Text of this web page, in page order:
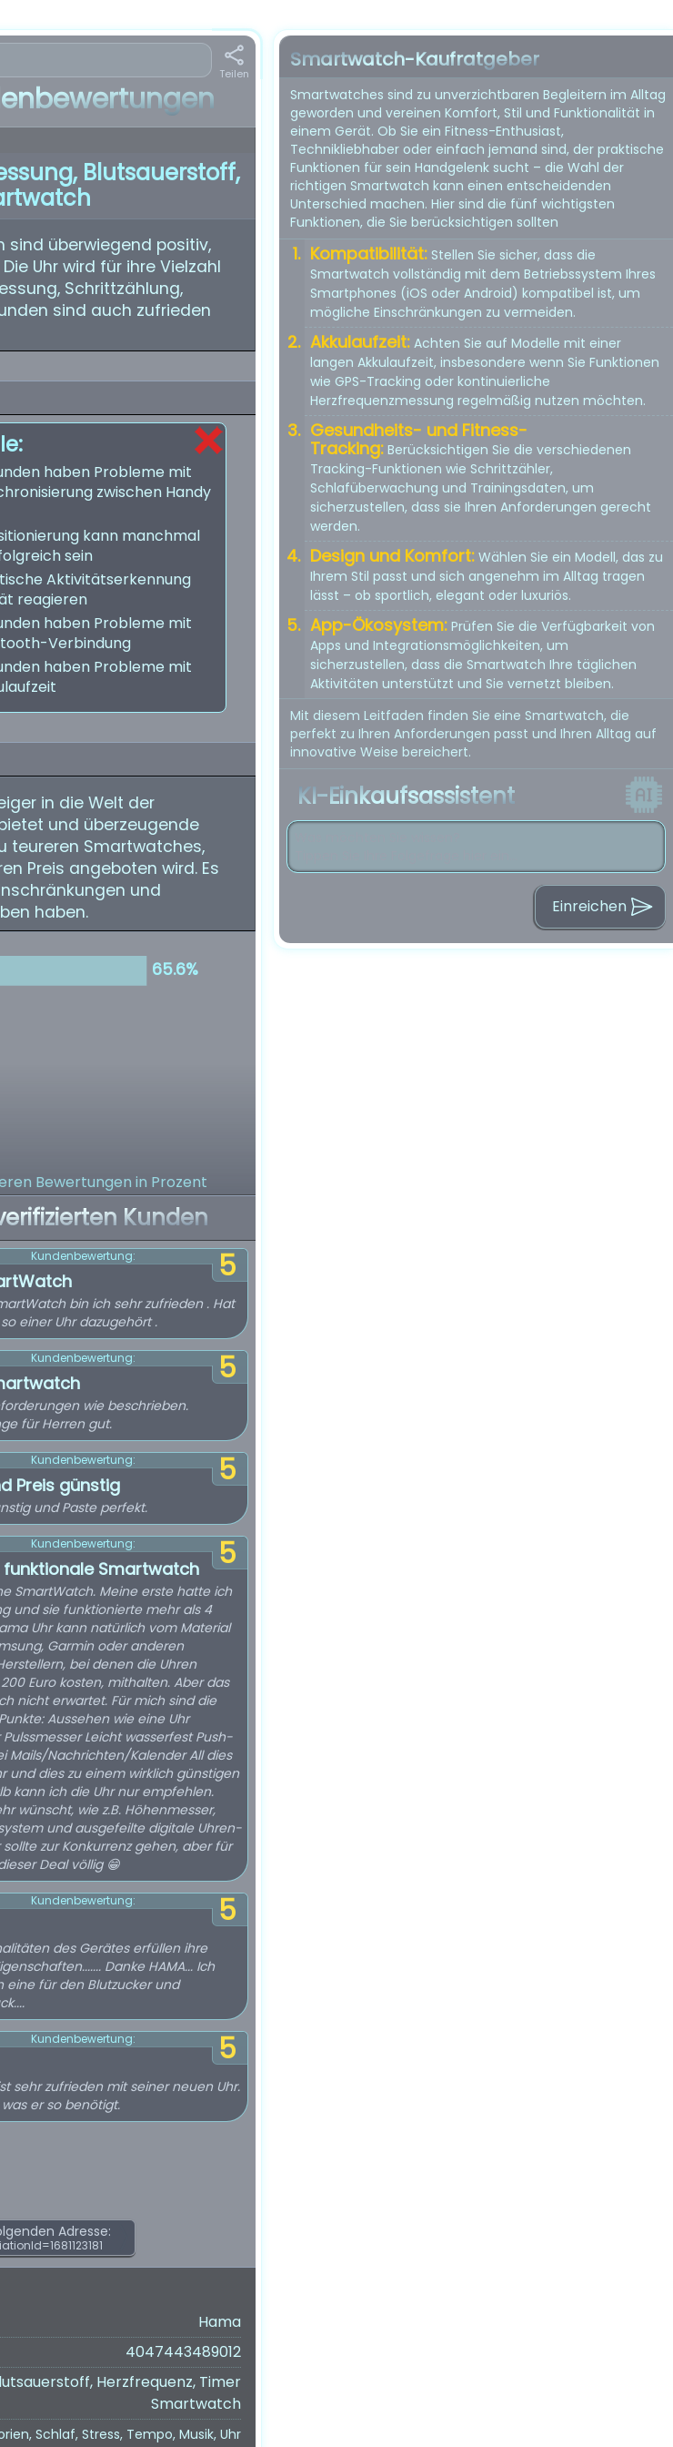
Teilen
Blutsauerstoff,
sind überwiegend positiv,
Uhr wird für ihre Vielzahl
Schrittzählung,
sind auch zufrieden
haben Probleme mit
zwischen Handy
kann manchmal
sein
Aktivitätserkennung
reagieren
haben Probleme mit
Verbindung
haben Probleme mit
in die Welt der
und überzeugende
teureren Smartwatches,
Preis angeboten wird. Es
und
haben.
Bewertungen in Prozent
Kunden
5
Kundenbewertung:
bin ich sehr zufrieden . Hat
einer Uhr dazugehört .
5
Kundenbewertung:
wie beschrieben.
für Herren gut.
5
Kundenbewertung:
Preis günstig
und Paste perfekt.
5
Kundenbewertung:
funktionale Smartwatch
SmartWatch. Meine erste hatte ich
und sie funktionierte mehr als 4
Uhr kann natürlich vom Material
Garmin oder anderen
bei denen die Uhren
Euro kosten, mithalten. Aber das
nicht erwartet. Für mich sind die
Aussehen wie eine Uhr
Leicht wasserfest Push-
Nachrichten/Kalender All dies
und dies zu einem wirklich günstigen
kann ich die Uhr nur empfehlen.
wünscht, wie z.B. Höhenmesser,
und ausgefeilte digitale Uhren-
sollte zur Konkurrenz gehen, aber für
Deal völlig 😁
5
Kundenbewertung:
des Gerätes erfüllen ihre
Danke HAMA... Ich
eine für den Blutzucker und
5
Kundenbewertung:
sehr zufrieden mit seiner neuen Uhr.
er so benötigt.
Adresse:
Hama
4047443489012
Herzfrequenz, Timer
Smartwatch
Schlaf, Stress, Tempo, Musik, Uhr
Smartwatch-Kaufratgeber
Smartwatches sind zu unverzichtbaren Begleitern im Alltag
geworden und vereinen Komfort, Stil und Funktionalität in
einem Gerät. Ob Sie ein Fitness-Enthusiast,
Technikliebhaber oder einfach jemand sind, der praktische
Funktionen für sein Handgelenk sucht – die Wahl der
richtigen Smartwatch kann einen entscheidenden
Unterschied machen. Hier sind die fünf wichtigsten
Funktionen, die Sie berücksichtigen sollten
Kompatibilität: Stellen Sie sicher, dass die
Smartwatch vollständig mit dem Betriebssystem Ihres
Smartphones (iOS oder Android) kompatibel ist, um
mögliche Einschränkungen zu vermeiden.
Akkulaufzeit: Achten Sie auf Modelle mit einer
langen Akkulaufzeit, insbesondere wenn Sie Funktionen
wie GPS-Tracking oder kontinuierliche
Herzfrequenzmessung regelmäßig nutzen möchten.
Gesundheits- und Fitness-
Tracking: Berücksichtigen Sie die verschiedenen
Tracking-Funktionen wie Schrittzähler,
Schlafüberwachung und Trainingsdaten, um
sicherzustellen, dass sie Ihren Anforderungen gerecht
werden.
Design und Komfort: Wählen Sie ein Modell, das zu
Ihrem Stil passt und sich angenehm im Alltag tragen
lässt – ob sportlich, elegant oder luxuriös.
App-Ökosystem: Prüfen Sie die Verfügbarkeit von
Apps und Integrationsmöglichkeiten, um
sicherzustellen, dass die Smartwatch Ihre täglichen
Aktivitäten unterstützt und Sie vernetzt bleiben.
Mit diesem Leitfaden finden Sie eine Smartwatch, die
perfekt zu Ihren Anforderungen passt und Ihren Alltag auf
innovative Weise bereichert.
KI-Einkaufsassistent
Einreichen